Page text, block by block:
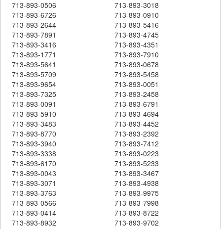
713-893-0506
713-893-3018
713-893-6726
713-893-0910
713-893-2644
713-893-5416
713-893-7891
713-893-4745
713-893-3416
713-893-4351
713-893-1771
713-893-7910
713-893-5641
713-893-0678
713-893-5709
713-893-5458
713-893-9654
713-893-0051
713-893-7325
713-893-2458
713-893-0091
713-893-6791
713-893-5910
713-893-4694
713-893-3483
713-893-4452
713-893-8770
713-893-2392
713-893-3940
713-893-7412
713-893-3338
713-893-0223
713-893-6170
713-893-5233
713-893-0043
713-893-3467
713-893-3071
713-893-4938
713-893-3763
713-893-9975
713-893-0566
713-893-7998
713-893-0414
713-893-8722
713-893-8932
713-893-9702